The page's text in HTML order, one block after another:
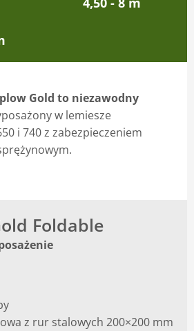
Gold to niezawodny
w lemiesze
i 740 z zabezpieczeniem
Foldable
z rur stalowych 200×200 mm